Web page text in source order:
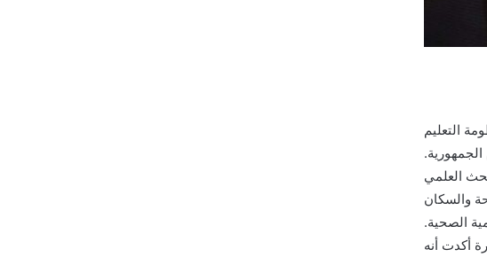
التعليم
العلمي
والسكان
الصحية.
أكدت أنه